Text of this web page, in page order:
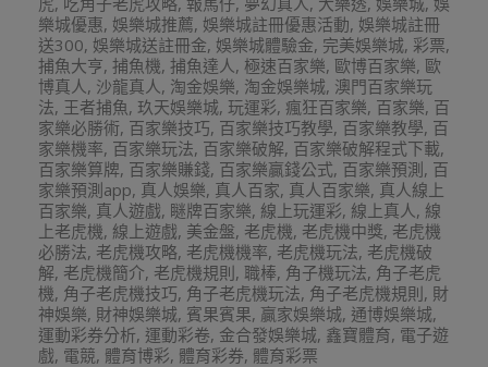
樂城優惠, 娛樂城推薦, 娛樂城註冊優惠活動, 娛樂城註冊
送300, 娛樂城送註冊金, 娛樂城體驗金, 完美娛樂城, 彩票,
捕魚大亨, 捕魚機, 捕魚達人, 極速百家樂, 歐博百家樂, 歐
博真人, 沙龍真人, 淘金娛樂, 淘金娛樂城, 澳門百家樂玩
法, 王者捕魚, 玖天娛樂城, 玩運彩, 瘋狂百家樂, 百家樂, 百
家樂必勝術, 百家樂技巧, 百家樂技巧教學, 百家樂教學, 百
家樂機率, 百家樂玩法, 百家樂破解, 百家樂破解程式下載,
百家樂算牌, 百家樂賺錢, 百家樂贏錢公式, 百家樂預測 , 百
家樂預測app, 真人娛樂, 真人百家, 真人百家樂, 真人線上
百家樂, 真人遊戲, 瞇牌百家樂, 線上玩運彩, 線上真人, 線
上老虎機, 線上遊戲, 美金盤, 老虎機, 老虎機中獎, 老虎機
必勝法, 老虎機攻略, 老虎機機率, 老虎機玩法, 老虎機破
解, 老虎機簡介, 老虎機規則, 職棒, 角子機玩法, 角子老虎
機, 角子老虎機技巧, 角子老虎機玩法, 角子老虎機規則, 財
神娛樂, 財神娛樂城, 賓果賓果, 贏家娛樂城, 通博娛樂城,
運動彩券分析, 運動彩卷, 金合發娛樂城, 鑫寶體育, 電子遊
戲, 電競, 體育博彩, 體育彩券, 體育彩票